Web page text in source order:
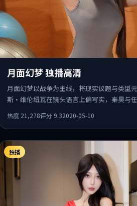
月面幻梦 独播高清
月面幻梦以战争为主线，将现实议题与类型
斯·维伦纽瓦在镜头语言上偏写实，秦昊与
热度 21,278评分 9.32020-05-10
独播